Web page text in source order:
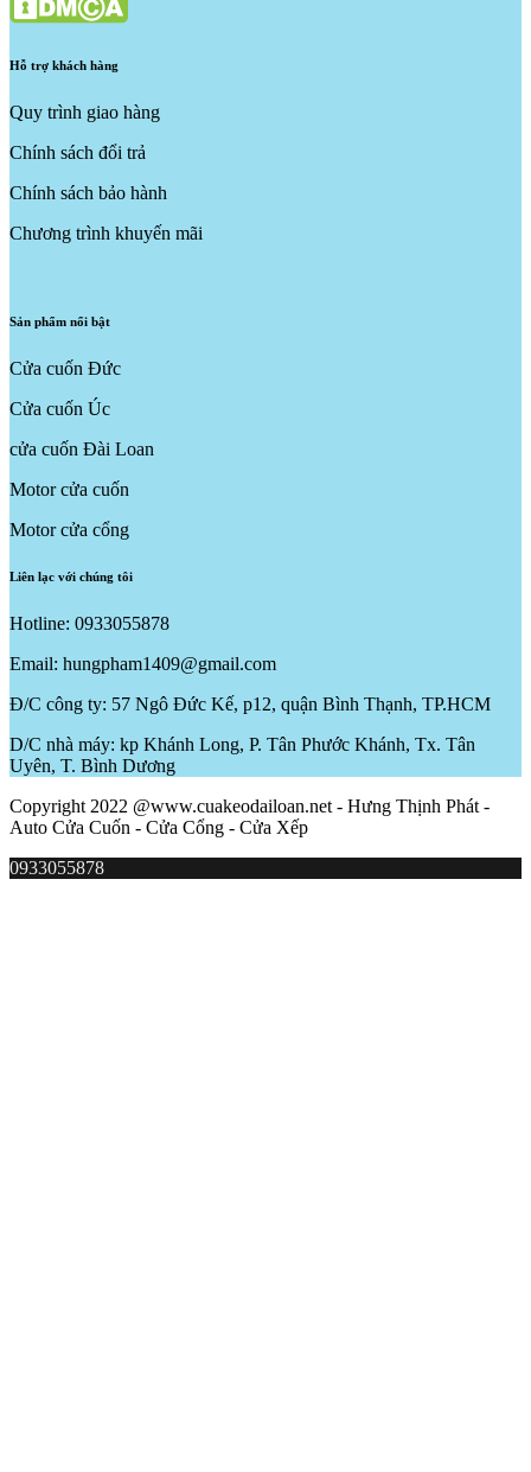
Hỗ trợ khách hàng
Quy trình giao hàng
Chính sách đổi trả
Chính sách bảo hành
Chương trình khuyến mãi
Sản phẩm nổi bật
Cửa cuốn Đức
Cửa cuốn Úc
cửa cuốn Đài Loan
Motor cửa cuốn
Motor cửa cổng
Liên lạc với chúng tôi
Hotline: 0933055878
Email: hungpham1409@gmail.com
Đ/C công ty: 57 Ngô Đức Kế, p12, quận Bình Thạnh, TP.HCM
D/C nhà máy: kp Khánh Long, P. Tân Phước Khánh, Tx. Tân
Uyên, T. Bình Dương
Copyright 2022 @www.cuakeodailoan.net - Hưng Thịnh Phát -
Auto Cửa Cuốn - Cửa Cổng - Cửa Xếp
0933055878